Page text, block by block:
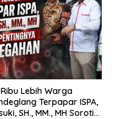
Lebih Warga
Terpapar ISPA,
SH., MM., MH Soroti